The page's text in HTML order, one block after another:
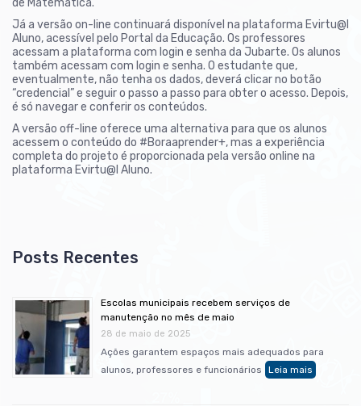
de Matemática.
Já a versão on-line continuará disponível na plataforma Evirtu@l
Aluno, acessível pelo Portal da Educação. Os professores
acessam a plataforma com login e senha da Jubarte. Os alunos
também acessam com login e senha. O estudante que,
eventualmente, não tenha os dados, deverá clicar no botão
“credencial” e seguir o passo a passo para obter o acesso. Depois,
é só navegar e conferir os conteúdos.
A versão off-line oferece uma alternativa para que os alunos
acessem o conteúdo do #Boraaprender+, mas a experiência
completa do projeto é proporcionada pela versão online na
plataforma Evirtu@l Aluno.
Escolas municipais recebem serviços de
manutenção no mês de maio
28 de maio de 2025
Ações garantem espaços mais adequados para
alunos, professores e funcionários